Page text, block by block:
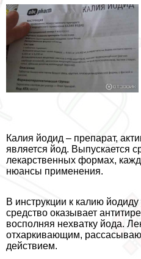
Калия йодид – препарат,
является йод. Выпускается
лекарственных формах,
нюансы применения.
В инструкции к калию
средство оказывает
восполняя нехватку йода.
отхаркивающим,
действием.